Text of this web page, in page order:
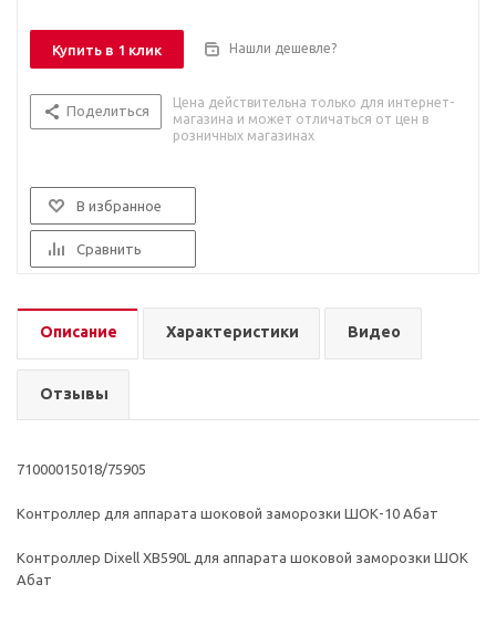
Купить в 1 клик Нашли дешевле?
Поделиться
Цена действительна только для интернет-
магазина и может отличаться от цен в
розничных магазинах
В избранное
Сравнить
Описание Характеристики Видео
Отзывы
71000015018/75905
Контроллер для аппарата шоковой заморозки ШОК-10 Абат
Контроллер Dixell XB590L для аппарата шоковой заморозки ШОК
Абат